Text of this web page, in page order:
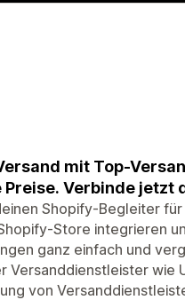
mit Top-
Verbinde jetzt
Shopify-Begleiter
Store integrieren
ganz einfach und
Versanddienstleister wie
von